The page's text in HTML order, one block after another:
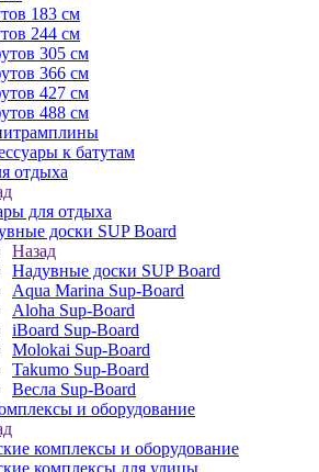
183 см
244 см
305 см
366 см
427 см
488 см
к батутам
отдыха
для отдыха
доски SUP Board
Назад
Надувные доски SUP Board
Aqua Marina Sup-Board
Aloha Sup-Board
iBoard Sup-Board
Molokai Sup-Board
Takumo Sup-Board
Весла Sup-Board
и оборудование
комплексы и оборудование
комплексы для улицы